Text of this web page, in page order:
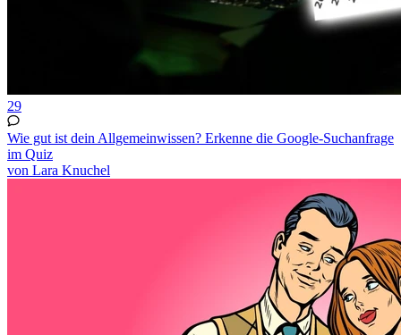
29
Wie gut ist dein Allgemeinwissen? Erkenne die Google-Suchanfrage
im Quiz
von Lara Knuchel